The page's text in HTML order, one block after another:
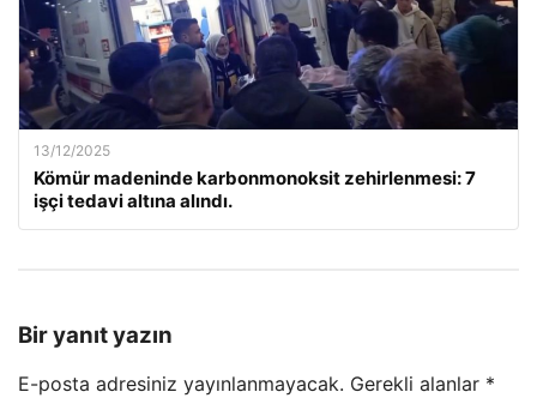
13/12/2025
Kömür madeninde karbonmonoksit zehirlenmesi: 7
işçi tedavi altına alındı.
Bir yanıt yazın
E-posta adresiniz yayınlanmayacak. Gerekli alanlar *